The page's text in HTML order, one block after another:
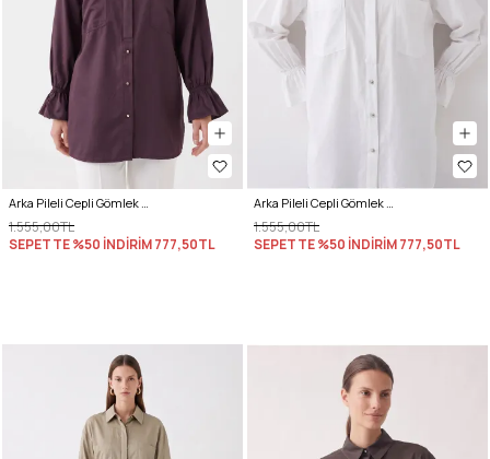
Arka Pileli Cepli Gömlek Y0147 - MÜRDÜM
1.555,00TL
SEPETTE %50 İNDİRİM777,50TL
Arka Pileli Cepli Gömlek Y0147 - BEYAZ
1.555,00TL
SEPETTE %50 İNDİRİM777,50TL